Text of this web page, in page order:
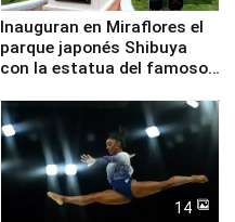
Inauguran en Miraflores el
parque japonés Shibuya
con la estatua del famoso
14